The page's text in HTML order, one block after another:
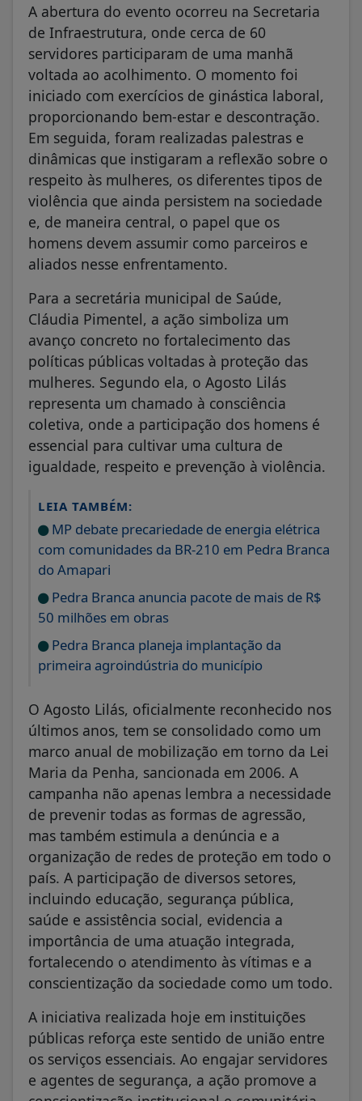
A abertura do evento ocorreu na Secretaria
de Infraestrutura, onde cerca de 60
servidores participaram de uma manhã
voltada ao acolhimento. O momento foi
iniciado com exercícios de ginástica laboral,
proporcionando bem-estar e descontração.
Em seguida, foram realizadas palestras e
dinâmicas que instigaram a reflexão sobre o
respeito às mulheres, os diferentes tipos de
violência que ainda persistem na sociedade
e, de maneira central, o papel que os
homens devem assumir como parceiros e
aliados nesse enfrentamento.
Para a secretária municipal de Saúde,
Cláudia Pimentel, a ação simboliza um
avanço concreto no fortalecimento das
políticas públicas voltadas à proteção das
mulheres. Segundo ela, o Agosto Lilás
representa um chamado à consciência
coletiva, onde a participação dos homens é
essencial para cultivar uma cultura de
igualdade, respeito e prevenção à violência.
LEIA TAMBÉM:
MP debate precariedade de energia elétrica
com comunidades da BR-210 em Pedra Branca
do Amapari
Pedra Branca anuncia pacote de mais de R$
50 milhões em obras
Pedra Branca planeja implantação da
primeira agroindústria do município
O Agosto Lilás, oficialmente reconhecido nos
últimos anos, tem se consolidado como um
marco anual de mobilização em torno da Lei
Maria da Penha, sancionada em 2006. A
campanha não apenas lembra a necessidade
de prevenir todas as formas de agressão,
mas também estimula a denúncia e a
organização de redes de proteção em todo o
país. A participação de diversos setores,
incluindo educação, segurança pública,
saúde e assistência social, evidencia a
importância de uma atuação integrada,
fortalecendo o atendimento às vítimas e a
conscientização da sociedade como um todo.
A iniciativa realizada hoje em instituições
públicas reforça este sentido de união entre
os serviços essenciais. Ao engajar servidores
e agentes de segurança, a ação promove a